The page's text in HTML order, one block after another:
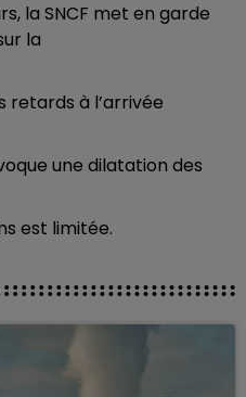
la SNCF met en garde
la
retards à l’arrivée
une dilatation des
est limitée.